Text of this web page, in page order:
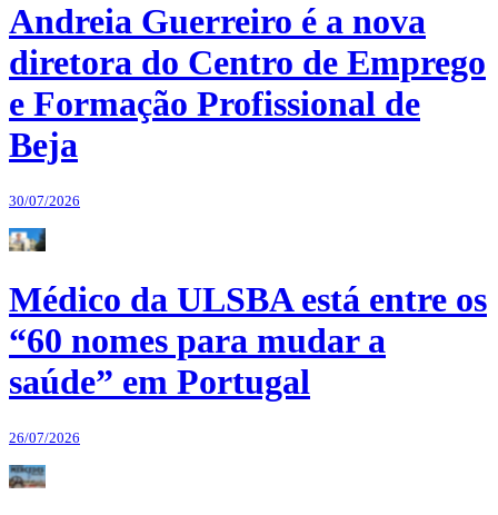
Andreia Guerreiro é a nova
diretora do Centro de Emprego
e Formação Profissional de
Beja
30/07/2026
Médico da ULSBA está entre os
“60 nomes para mudar a
saúde” em Portugal
26/07/2026